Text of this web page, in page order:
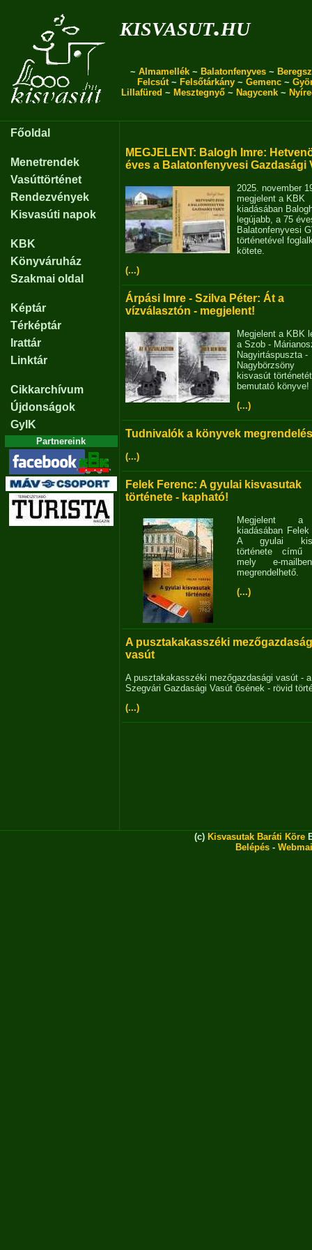
kisvasut.hu
~ Almamellék ~ Balatonfenyves ~
Felcsút~ Felsőtárkány ~ Gemenc ~
Lillafüred ~ Mesztegnyő ~ Nagycenk ~
Főoldal
Menetrendek
Vasúttörténet
Rendezvények
Kisvasúti napok
KBK
Könyváruház
Szakmai oldal
Képtár
Térképtár
Irattár
Linktár
Cikkarchívum
Újdonságok
GyIK
Partnereink
MEGJELENT: Balogh Imre:
éves a Balatonfenyvesi Gazdasági
2025. november
megjelent a KBK
kiadásában
legújabb, a 75
Balatonfenyvesi
történetével
kötete.
(...)
Árpási Imre - Szilva Péter: Át a
vízválasztón - megjelent!
Megjelent a KBK
a Szob -
Nagyirtáspuszta -
Nagybörzsöny
kisvasút történetét
bemutató könyve!
(...)
Tudnivalók a könyvek
(...)
Felek Ferenc: A gyulai kisvasutak
története - kapható!
Megjelent
kiadásában
A gyulai
története című
mely e-
megrendelhető.
(...)
A pusztakakasszéki
vasút
A pusztakakasszéki mezőgazdasági vasút - a
Szegvári Gazdasági Vasút ősének - rövid
(...)
(c) Kisvasutak Baráti Köre
Belépés -